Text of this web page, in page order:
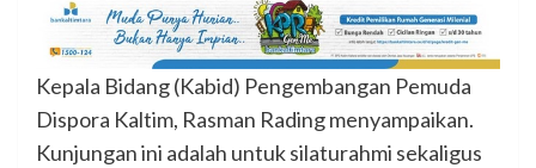
Kepala Bidang (Kabid) Pengembangan Pemuda
Dispora Kaltim, Rasman Rading menyampaikan.
Kunjungan ini adalah untuk silaturahmi sekaligus